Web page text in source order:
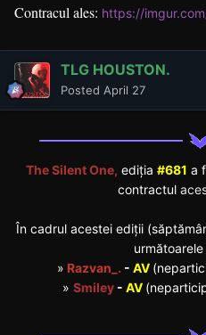
Contracul ales: https://
TLG HOUSTON.
Posted April 27
The Silent One, ediția #681 a
contractul
În cadrul acestei ediții
» Razvan_. - AV
» Smiley - AV